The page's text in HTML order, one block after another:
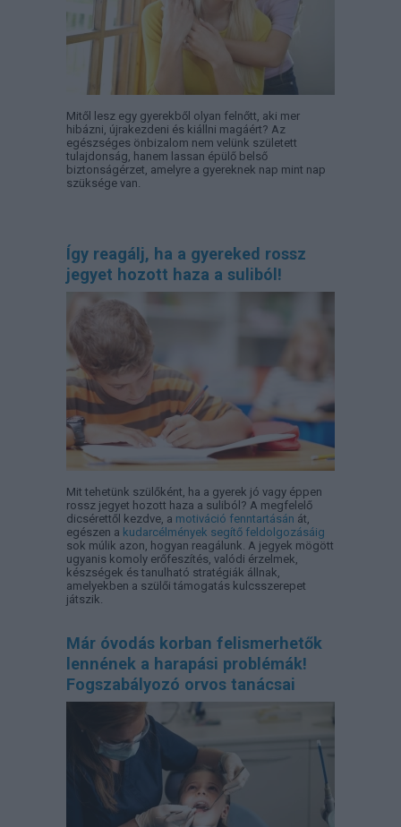
Mitől lesz egy gyerekből olyan felnőtt, aki mer
hibázni, újrakezdeni és kiállni magáért? Az
egészséges önbizalom nem velünk született
tulajdonság, hanem lassan épülő belső
biztonságérzet, amelyre a gyereknek nap mint nap
szüksége van.
Így reagálj, ha a gyereked rossz
jegyet hozott haza a suliból!
Mit tehetünk szülőként, ha a gyerek jó vagy éppen
rossz jegyet hozott haza a suliból? A megfelelő
dicsérettől kezdve, a motiváció fenntartásán át,
egészen a kudarcélmények segítő feldolgozásáig
sok múlik azon, hogyan reagálunk. A jegyek mögött
ugyanis komoly erőfeszítés, valódi érzelmek,
készségek és tanulható stratégiák állnak,
amelyekben a szülői támogatás kulcsszerepet
játszik.
Már óvodás korban felismerhetők
lennének a harapási problémák!
Fogszabályozó orvos tanácsai